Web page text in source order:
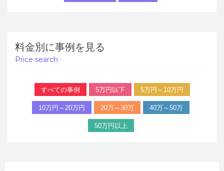
料金別に事例を見る
Price search
すべての事例 5万円以下 5万円～10万円
10万円～20万円 20万～30万 40万～50万
50万円以上